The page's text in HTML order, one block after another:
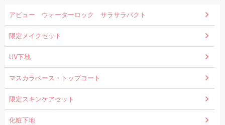
アピュー ウォーターロック サラサラパクト
限定メイクセット
UV下地
マスカラベース・トップコート
限定スキンケアセット
化粧下地